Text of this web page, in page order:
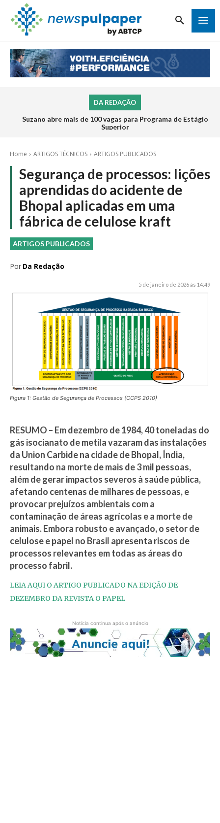
DA REDAÇÃO
Suzano abre mais de 100 vagas para Programa de Estágio
Superior
Home ARTIGOS TÉCNICOS ARTIGOS PUBLICADOS
Segurança de processos: lições
aprendidas do acidente de
Bhopal aplicadas em uma
fábrica de celulose kraft
ARTIGOS PUBLICADOS
Por Da Redação
5 de janeiro de 2026 às 14:49
Figura 1: Gestão de Segurança de Processos (CCPS 2010)
RESUMO – Em dezembro de 1984, 40 toneladas do
gás isocianato de metila vazaram das instalações
da Union Carbide na cidade de Bhopal, Índia,
resultando na morte de mais de 3 mil pessoas,
além de gerar impactos severos à saúde pública,
afetando centenas de milhares de pessoas, e
provocar prejuízos ambientais com a
contaminação de áreas agrícolas e a morte de
animais. Embora robusto e avançado, o setor de
celulose e papel no Brasil apresenta riscos de
processos relevantes em todas as áreas do
processo fabril.
LEIA AQUI O ARTIGO PUBLICADO NA EDIÇÃO DE
DEZEMBRO DA REVISTA O PAPEL
Notícia continua após o anúncio